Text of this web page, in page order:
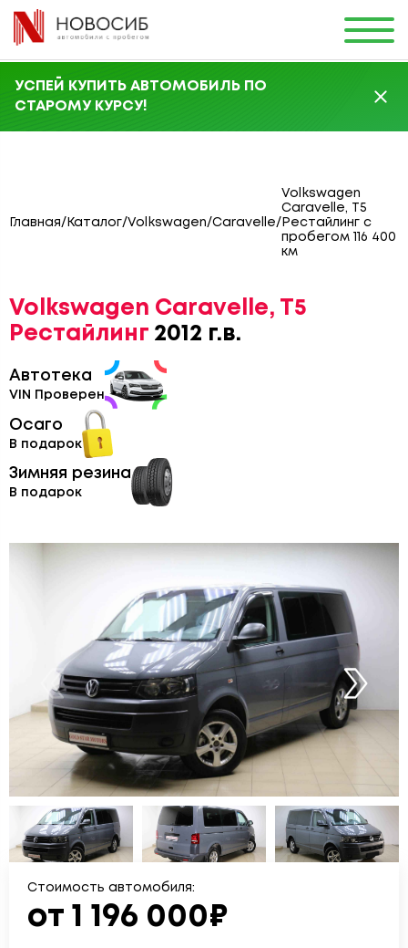
УСПЕЙ КУПИТЬ АВТОМОБИЛЬ ПО
СТАРОМУ КУРСУ!
Главная/ Каталог/Volkswagen/Caravelle/
Volkswagen
Caravelle, T5
Рестайлинг с
пробегом 116 400
км
Volkswagen Caravelle, T5
Рестайлинг 2012 г.в.
Автотека
VIN Проверен
Осаго
В подарок
Зимняя резина
В подарок
Стоимость автомобиля:
от 1 196 000₽